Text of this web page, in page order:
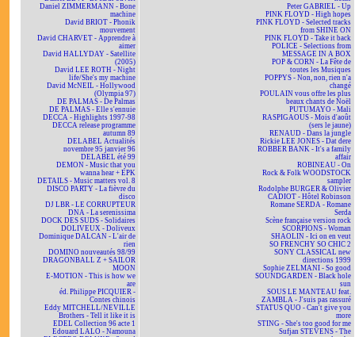
Daniel ZIMMERMANN - Bone
machine
David BRIOT - Phonik
mouvement
David CHARVET - Apprendre à
aimer
David HALLYDAY - Satellite
(2005)
David LEE ROTH - Night
life/She's my machine
David McNEIL - Hollywood
(Olympia 97)
DE PALMAS - De Palmas
DE PALMAS - Elle s'ennuie
DECCA - Highlights 1997-98
DECCA release programme
autumn 89
DELABEL Actualités
novembre 95 janvier 96
DELABEL été 99
DEMON - Music that you
wanna hear + EPK
DETAILS - Music matters vol. 8
DISCO PARTY - La fièvre du
disco
DJ LBR - LE CORRUPTEUR
DNA - La serenissima
DOCK DES SUDS - Solidaires
DOLIVEUX - Doliveux
Dominique DALCAN - L'air de
rien
DOMINO nouveautés 98/99
DRAGONBALL Z + SAILOR
MOON
E-MOTION - This is how we
are
éd. Philippe PICQUIER -
Contes chinois
Eddy MITCHELL/NEVILLE
Brothers - Tell it like it is
EDEL Collection 96 acte 1
Edouard LALO - Namouna
Peter GABRIEL - Up
PINK FLOYD - High hopes
PINK FLOYD - Selected tracks
from SHINE ON
PINK FLOYD - Take it back
POLICE - Selections from
MESSAGE IN A BOX
POP & CORN - La Fête de
toutes les Musiques
POPPYS - Non, non, rien n'a
changé
POULAIN vous offre les plus
beaux chants de Noël
PUTUMAYO - Mali
RASPIGAOUS - Mois d'août
(sers le jaune)
RENAUD - Dans la jungle
Rickie LEE JONES - Dat dere
ROBBER BANK - It's a family
affair
ROBINEAU - On
Rock & Folk WOODSTOCK
sampler
Rodolphe BURGER & Olivier
CADIOT - Hôtel Robinson
Romane SERDA - Romane
Serda
Scène française version rock
SCORPIONS - Woman
SHAOLIN - Ici on en veut
SO FRENCHY SO CHIC 2
SONY CLASSICAL new
directions 1999
Sophie ZELMANI - So good
SOUNDGARDEN - Black hole
sun
SOUS LE MANTEAU feat.
ZAMBLA - J'suis pas rassuré
STATUS QUO - Can't give you
more
STING - She's too good for me
Sufjan STEVENS - The